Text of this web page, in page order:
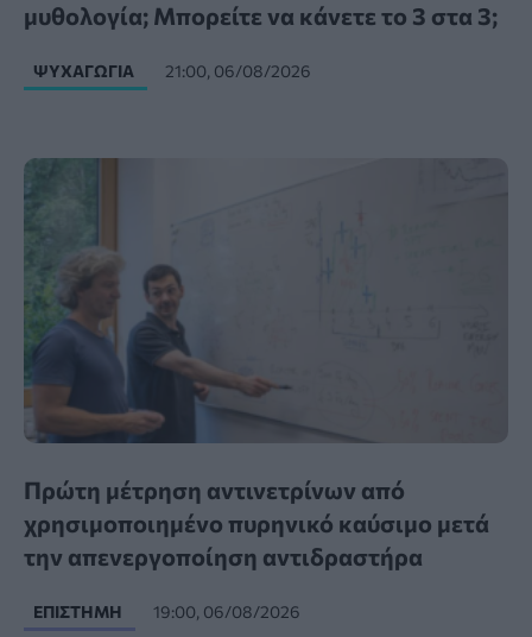
μυθολογία; Μπορείτε να κάνετε το 3 στα 3;
ΨΥΧΑΓΩΓΊΑ 21:00, 06/08/2026
Πρώτη μέτρηση αντινετρίνων από
χρησιμοποιημένο πυρηνικό καύσιμο μετά
την απενεργοποίηση αντιδραστήρα
ΕΠΙΣΤΉΜΗ 19:00, 06/08/2026